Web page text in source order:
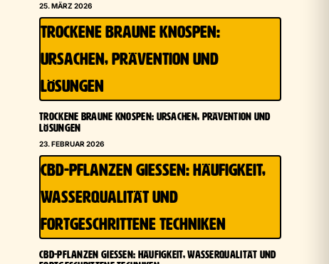
25. MÄRZ 2026
TROCKENE BRAUNE KNOSPEN:
URSACHEN, PRÄVENTION UND
LÖSUNGEN
TROCKENE BRAUNE KNOSPEN: URSACHEN, PRÄVENTION UND
LÖSUNGEN
23. FEBRUAR 2026
CBD-PFLANZEN GIESSEN: HÄUFIGKEIT, W
ASSERQUALITÄT UND F
ORTGESCHRITTENE TECHNIKEN
CBD-PFLANZEN GIESSEN: HÄUFIGKEIT, WASSERQUALITÄT UND F